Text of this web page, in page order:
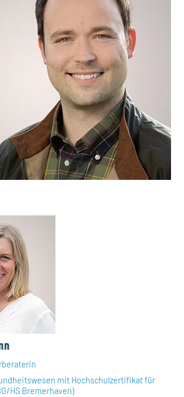
mit Hochschulzertifikat für
HS Bremerhaven)